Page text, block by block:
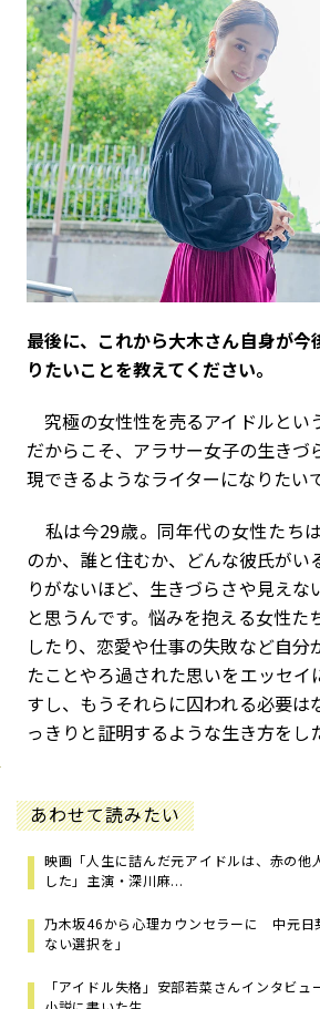
――最後に、これから大木さん自身が
りたいことを教えてください。
究極の女性性を売るアイドルとい
だからこそ、アラサー女子の生きづ
現できるようなライターになりたいで
私は今29歳。同年代の女性たち
のか、誰と住むか、どんな彼氏がい
りがないほど、生きづらさや見えな
と思うんです。悩みを抱える女性た
したり、恋愛や仕事の失敗など自分
たことやろ過された思いをエッセイ
すし、もうそれらに囚われる必要は
っきりと証明するような生き方をし
あわせて読みたい
映画「人生に詰んだ元アイドルは、赤の他
した」主演・深川麻...
乃木坂46から心理カウンセラーに 中元日
ない選択を」
「アイドル失格」安部若菜さんインタビ